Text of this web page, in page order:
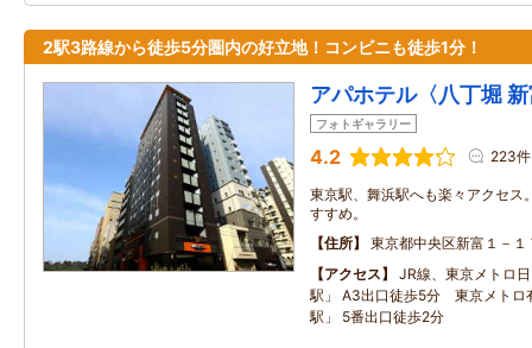
2駅3路線から徒歩5分圏内の好立地！コンビニも徒歩1分！
アパホテル〈八丁堀
フォトギャラリー
4.2 223件
東京駅、舞浜駅へも楽々アクセス
すすめ。
住所
東京都中央区新富１－１
アクセス
JR線、東京メトロ
駅」 A3出口徒歩5分 東京メトロ
駅」 5番出口徒歩2分